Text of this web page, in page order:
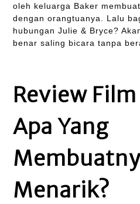
oleh keluarga Baker
dengan orangtuanya. Lalu
hubungan Julie & Bryce?
benar saling bicara tanpa
Review
Apa Yang
Menarik?